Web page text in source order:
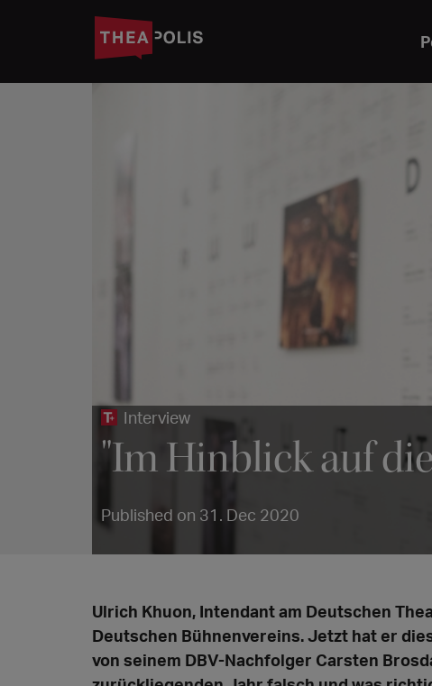
Interview
"Im Hinblick auf
Published on 31. Dec 2020
Ulrich Khuon, Intendant am Deutschen
Deutschen Bühnenvereins. Jetzt hat er
von seinem DBV-Nachfolger Carsten